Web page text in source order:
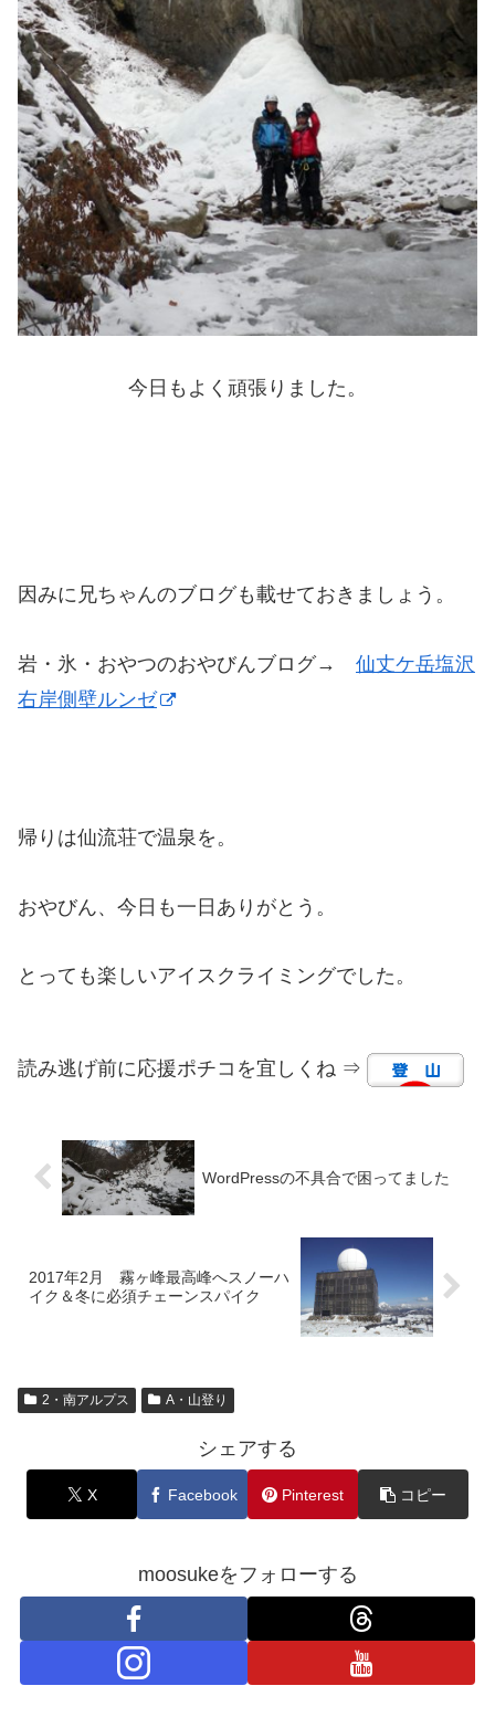
今日もよく頑張りました。
因みに兄ちゃんのブログも載せておきましょう。
岩・氷・おやつのおやびんブログ→ 仙丈ケ岳塩沢
右岸側壁ルンゼ
帰りは仙流荘で温泉を。
おやびん、今日も一日ありがとう。
とっても楽しいアイスクライミングでした。
読み逃げ前に応援ポチコを宜しくね ⇒
WordPressの不具合で困ってました
2017年2月 霧ヶ峰最高峰へスノーハ
イク＆冬に必須チェーンスパイク
2・南アルプス A・山登り
シェアする
X Facebook Pinterest コピー
moosukeをフォローする